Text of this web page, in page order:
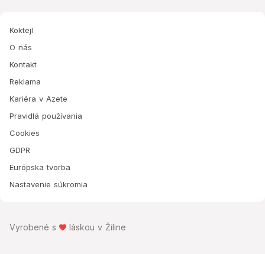
Koktejl
O nás
Kontakt
Reklama
Kariéra v Azete
Pravidlá používania
Cookies
GDPR
Európska tvorba
Nastavenie súkromia
Vyrobené s láskou v Žiline